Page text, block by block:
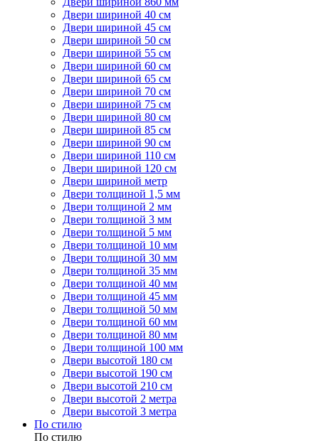
Двери шириной 40 см
Двери шириной 45 см
Двери шириной 50 см
Двери шириной 55 см
Двери шириной 60 см
Двери шириной 65 см
Двери шириной 70 см
Двери шириной 75 см
Двери шириной 80 см
Двери шириной 85 см
Двери шириной 90 см
Двери шириной 110 см
Двери шириной 120 см
Двери шириной метр
Двери толщиной 1,5 мм
Двери толщиной 2 мм
Двери толщиной 3 мм
Двери толщиной 5 мм
Двери толщиной 10 мм
Двери толщиной 30 мм
Двери толщиной 35 мм
Двери толщиной 40 мм
Двери толщиной 45 мм
Двери толщиной 50 мм
Двери толщиной 60 мм
Двери толщиной 80 мм
Двери толщиной 100 мм
Двери высотой 180 см
Двери высотой 190 см
Двери высотой 210 см
Двери высотой 2 метра
Двери высотой 3 метра
По стилю
По стилю